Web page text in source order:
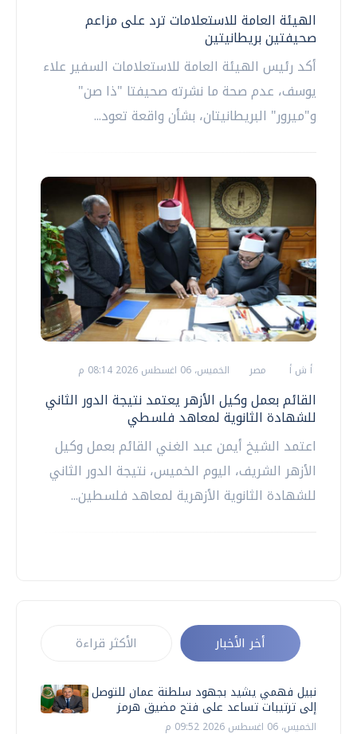
الهيئة العامة للاستعلامات ترد على مزاعم
صحيفتين بريطانيتين
أكد رئيس الهيئة العامة للاستعلامات السفير علاء
يوسف، عدم صحة ما نشرته صحيفتا "ذا صن"
و"ميرور" البريطانيتان، بشأن واقعة تعود...
أ ش أ مصر الخميس، 06 اغسطس 2026 08:14 م
القائم بعمل وكيل الأزهر يعتمد نتيجة الدور الثاني
للشهادة الثانوية لمعاهد فلسطي
اعتمد الشيخ أيمن عبد الغني القائم بعمل وكيل
الأزهر الشريف، اليوم الخميس، نتيجة الدور الثاني
للشهادة الثانوية الأزهرية لمعاهد فلسطين...
أخر الأخبار الأكثر قراءة
نبيل فهمي يشيد بجهود سلطنة عمان للتوصل
إلى ترتيبات تساعد على فتح مضيق هرمز
الخميس، 06 اغسطس 2026 09:52 م